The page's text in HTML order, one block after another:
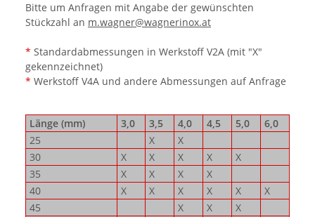
Bitte um Anfragen mit Angabe der gewünschten
Stückzahl an m.wagner@wagnerinox.at
* Standardabmessungen in Werkstoff V2A (mit "X"
gekennzeichnet)
* Werkstoff V4A und andere Abmessungen auf Anfrage
Länge (mm) 3,0 3,5 4,0 4,5 5,0
6,0
25
X
X
30
X X X X
X
35
X X X
X
40
X X X X X
X
45
X X
X